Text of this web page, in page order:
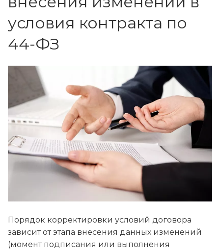
условия контракта по
44-ФЗ
Порядок корректировки условий договора
зависит от этапа внесения данных изменений
(момент подписания или выполнения